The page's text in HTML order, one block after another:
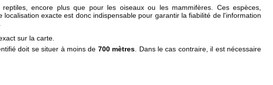
encore plus que pour les oiseaux ou les mammifères. Ces espèces,
exacte est donc indispensable pour garantir la fiabilité de l'information
sur la carte.
doit se situer à moins de 700 mètres . Dans le cas contraire, il est nécessaire